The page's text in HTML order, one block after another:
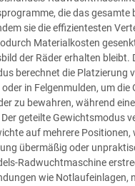
die das gesamte
sie die effizientesten
Materialkosten
der Räder erhalten bleibt.
berechnet die Platzierung
oder in Felgenmulden, um die
zu bewahren, während
geteilte Gewichtsmodus
auf mehrere Positionen,
übermäßig oder
Radwuchtmaschine
wie Notlaufeinlagen,